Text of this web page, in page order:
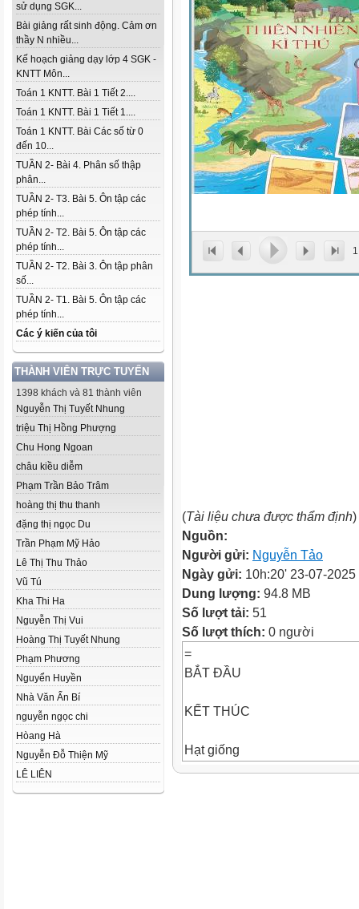
sử dụng SGK...
Bài giảng rất sinh động. Cảm ơn
thầy N nhiều...
Kế hoạch giảng dạy lớp 4 SGK -
KNTT Môn...
Toán 1 KNTT. Bài 1 Tiết 2....
Toán 1 KNTT. Bài 1 Tiết 1....
Toán 1 KNTT. Bài Các số từ 0
đến 10...
TUẦN 2- Bài 4. Phân số thập
phân...
TUẦN 2- T3. Bài 5. Ôn tập các
phép tính...
TUẦN 2- T2. Bài 5. Ôn tập các
phép tính...
TUẦN 2- T2. Bài 3. Ôn tập phân
số...
TUẦN 2- T1. Bài 5. Ôn tập các
phép tính...
Các ý kiến của tôi
THÀNH VIÊN TRỰC TUYẾN
1398 khách và 81 thành viên
Nguyễn Thị Tuyết Nhung
triệu Thị Hồng Phượng
Chu Hong Ngoan
châu kiều diễm
Phạm Trần Bảo Trâm
hoàng thị thu thanh
đặng thị ngọc Du
Trần Phạm Mỹ Hảo
Lê Thị Thu Thảo
Vũ Tú
Kha Thi Ha
Nguyễn Thị Vui
Hoàng Thị Tuyết Nhung
Phạm Phương
Nguyển Huyền
Nhà Văn Ẩn Bí
nguyễn ngọc chi
Hòang Hà
Nguyễn Đỗ Thiện Mỹ
LÊ LIÊN
1
(Tài liệu chưa được thẩm định)
Nguồn:
Người gửi: Nguyễn Tảo
Ngày gửi: 10h:20' 23-07-2025
Dung lượng: 94.8 MB
Số lượt tải: 51
Số lượt thích: 0 người
=
BẮT ĐẦU
KẾT THÚC
Hạt giống